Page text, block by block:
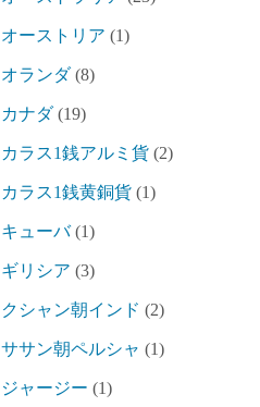
オーストリア (1)
オランダ(8)
カナダ(19)
カラス1銭アルミ貨 (2)
カラス1銭黄銅貨 (1)
キューバ(1)
ギリシア (3)
クシャン朝インド (2)
ササン朝ペルシャ (1)
ジャージー (1)